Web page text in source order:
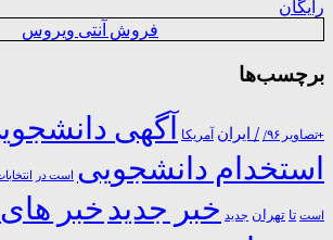
رایگان
فروش آنتی ویروس
برچسب‌ها
+تصاویر ۹۶/ / ایران آمریکا آگهی
استخدام دانشجویی است در
است تا تهران جدید خبر جدیدخبر